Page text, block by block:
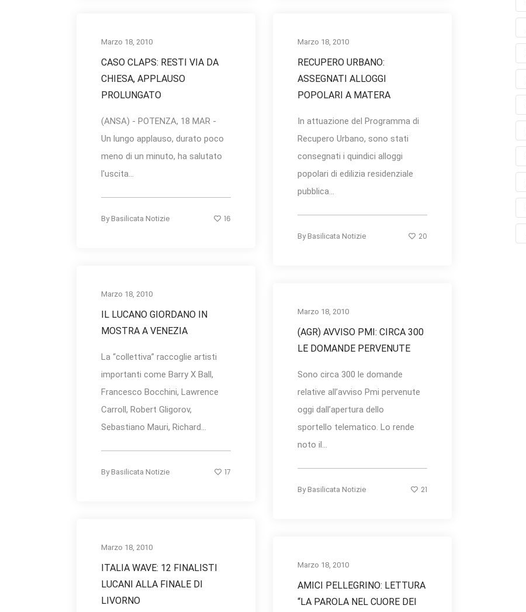
Marzo 18, 2010
CASO CLAPS: RESTI VIA DA
CHIESA, APPLAUSO
PROLUNGATO
(ANSA) - POTENZA, 18 MAR -
Un lungo applauso, durato poco
meno di un minuto, ha salutato
l'uscita...
By Basilicata Notizie 16
Marzo 18, 2010
RECUPERO URBANO:
ASSEGNATI ALLOGGI
POPOLARI A MATERA
In attuazione del Programma di
Recupero Urbano, sono stati
consegnati i quindici alloggi
popolari di edilizia residenziale
pubblica...
By Basilicata Notizie 20
Marzo 18, 2010
IL LUCANO GIORDANO IN
MOSTRA A VENEZIA
La “collettiva” raccoglie artisti
importanti come Barry X Ball,
Francesco Bocchini, Lawrence
Carroll, Robert Gligorov,
Sebastiano Mauri, Richard...
By Basilicata Notizie 17
Marzo 18, 2010
(AGR) AVVISO PMI: CIRCA 300
LE DOMANDE PERVENUTE
Sono circa 300 le domande
relative all’avviso Pmi pervenute
oggi dall’apertura dello
sportello telematico. Lo rende
noto il...
By Basilicata Notizie 21
Marzo 18, 2010
ITALIA WAVE: 12 FINALISTI
LUCANI ALLA FINALE DI
LIVORNO
Marzo 18, 2010
AMICI PELLEGRINO: LETTURA
“LA PAROLA NEL CUORE DEI